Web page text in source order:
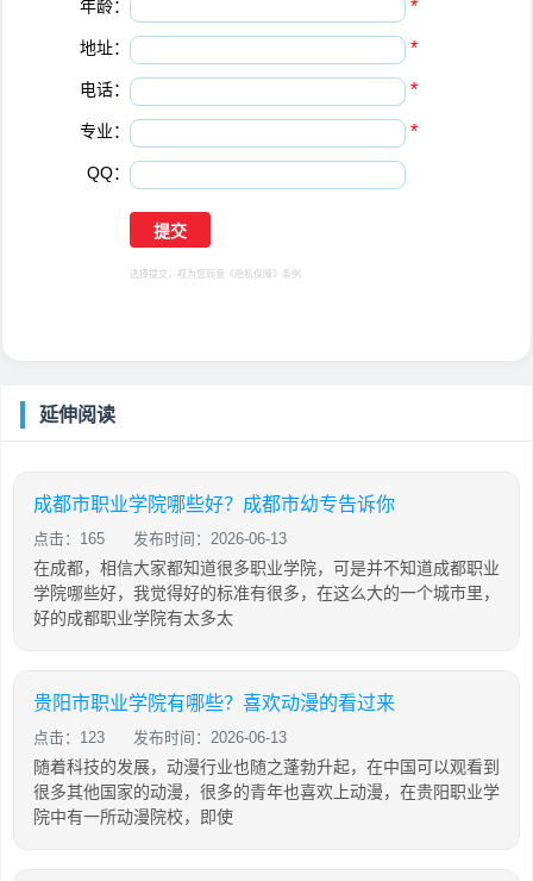
年龄： *
地址： *
电话： *
专业： *
QQ：
选择提交，视为您同意 《隐私保障》 条例
延伸阅读
成都市职业学院哪些好？成都市幼专告诉你
点击：165 发布时间：2026-06-13
在成都，相信大家都知道很多职业学院，可是并不知道成都职业
学院哪些好，我觉得好的标准有很多，在这么大的一个城市里，
好的成都职业学院有太多太
贵阳市职业学院有哪些？喜欢动漫的看过来
点击：123 发布时间：2026-06-13
随着科技的发展，动漫行业也随之蓬勃升起，在中国可以观看到
很多其他国家的动漫，很多的青年也喜欢上动漫，在贵阳职业学
院中有一所动漫院校，即使